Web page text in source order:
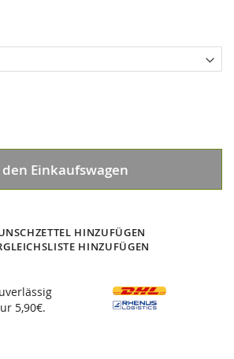
den Einkaufswagen
HINZUFÜGEN
HINZUFÜGEN
5,90€.